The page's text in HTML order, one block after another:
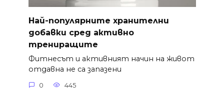
Най-популярните хранителни
добавки сред активно
трениращите
Фитнесът и активният начин на живот
отдавна не са запазени
0 445